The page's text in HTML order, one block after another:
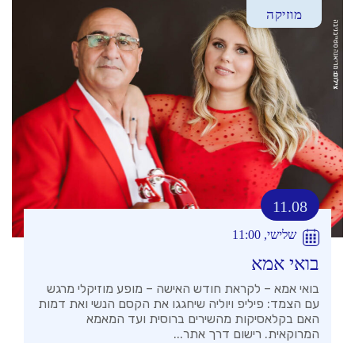
מוזיקה
11.08
שלישי, 11:00
בואי אמא
בואי אמא – לקראת חודש האישה – מופע מוזיקלי מרגש
עם הצמד: פיליפ ויוליה שיחגגו את הקסם הנשי ואת דמות
האם בקלאסיקות מהשירים ברוסית ועד המאמא
המרוקאית. רישום דרך אתר...